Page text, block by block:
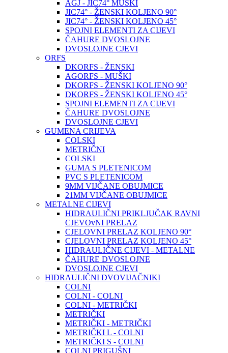
AGJ - JIC74° MUŠKI
JIC74° - ŽENSKI KOLJENO 90°
JIC74° - ŽENSKI KOLJENO 45°
SPOJNI ELEMENTI ZA CIJEVI
ČAHURE DVOSLOJNE
DVOSLOJNE CJEVI
ORFS
DKORFS - ŽENSKI
AGORFS - MUŠKI
DKORFS - ŽENSKI KOLJENO 90°
DKORFS - ŽENSKI KOLJENO 45°
SPOJNI ELEMENTI ZA CIJEVI
ČAHURE DVOSLOJNE
DVOSLOJNE CJEVI
GUMENA CRIJEVA
COLSKI
METRIČNI
COLSKI
GUMA S PLETENICOM
PVC S PLETENICOM
9MM VIJČANE OBUJMICE
21MM VIJČANE OBUJMICE
METALNE CIJEVI
HIDRAULIČNI PRIKLJUČAK RAVNI
CJEVOvNI PRELAZ
CJELOVNI PRELAZ KOLJENO 90°
CJELOVNI PRELAZ KOLJENO 45°
HIDRAULIČNE CIJEVI - METALNE
ČAHURE DVOSLOJNE
DVOSLOJNE CJEVI
HIDRAULIČNI DVOVIJAČNIKI
COLNI
COLNI - COLNI
COLNI - METRIČKI
METRIČKI
METRIČKI - METRIČKI
METRIČKI L - COLNI
METRIČKI S - COLNI
COLNI PRIGUŠNI